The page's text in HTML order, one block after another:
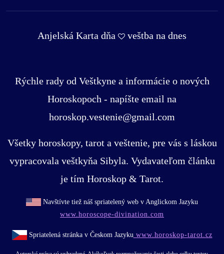
Anjelská Karta dňa veštba na dnes
Rýchle rady od Veštkyne a informácie o nových
Horoskopoch - napíšte email na
horoskop.vestenie@gmail.com
Všetky horoskopy, tarot a veštenie, pre vás s láskou
vypracovala veštkyňa Sibyla. Vydavateľom článku
je tím Horoskop & Tarot.
Navštívte tiež náš spriatelený web v Anglickom Jazyku
www.horoscope-divination.com
Spriatelená stránka v Českom Jazyku www.horoskop-tarot.cz